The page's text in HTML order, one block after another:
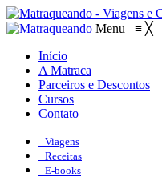
Menu ≡ ╳
Início
A Matraca
Parceiros e Descontos
Cursos
Contato
Viagens
Receitas
E-books